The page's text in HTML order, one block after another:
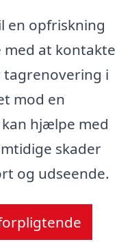
en opfriskning
at kontakte
tagrenovering i
mod en
hjælpe med
skader
og udseende.